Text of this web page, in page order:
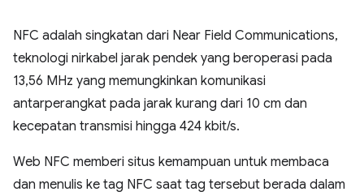
NFC adalah singkatan dari Near Field Communications,
teknologi nirkabel jarak pendek yang beroperasi pada
13,56 MHz yang memungkinkan komunikasi
antarperangkat pada jarak kurang dari 10 cm dan
kecepatan transmisi hingga 424 kbit/s.
Web NFC memberi situs kemampuan untuk membaca
dan menulis ke tag NFC saat tag tersebut berada dalam